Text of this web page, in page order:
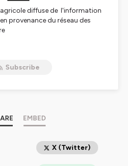
diffuse de l'information
provenance du réseau des
Subscribe
EMBED
X (Twitter)